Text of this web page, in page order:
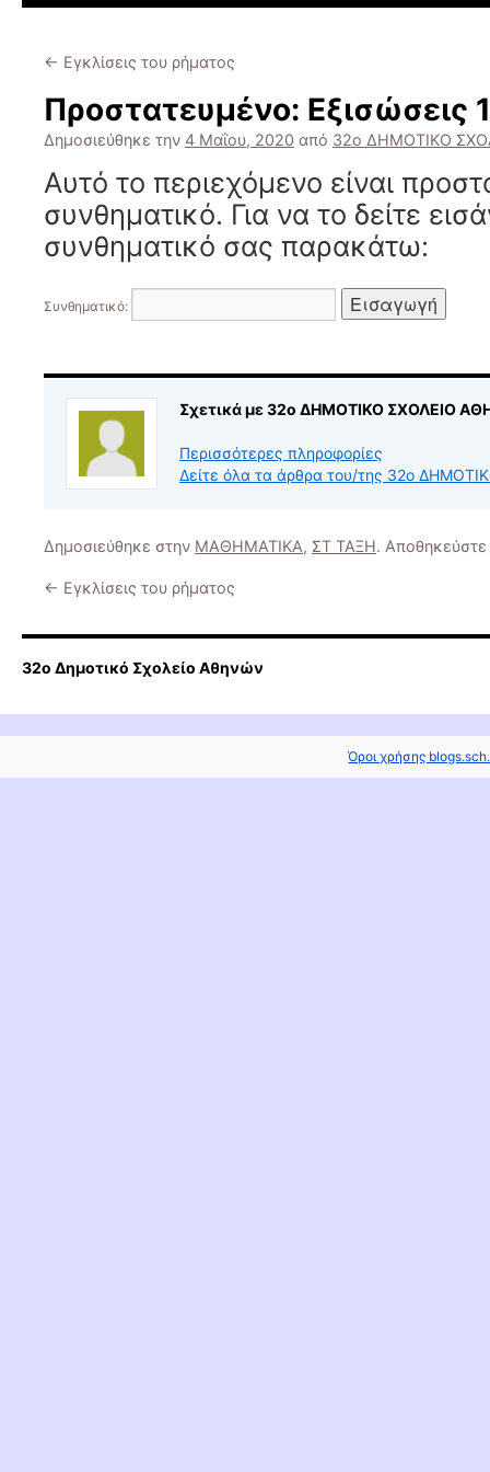
← Εγκλίσεις του ρήματος
Πρoστατευμένο: Εξισώσεις 1
Δημοσιεύθηκε την 4 Μαΐου, 2020 από 32ο ΔΗΜΟΤΙΚΟ
Αυτό το περιεχόμενο είναι
συνθηματικό. Για να το δείτε
συνθηματικό σας παρακάτω:
Συνθηματικό:
Σχετικά με 32ο ΔΗΜΟΤΙΚΟ ΣΧΟΛΕΙΟ
Περισσότερες πληροφορίες
Δείτε όλα τα άρθρα του/της 32ο
Δημοσιεύθηκε στην ΜΑΘΗΜΑΤΙΚΑ, ΣΤ ΤΑΞΗ.
← Εγκλίσεις του ρήματος
32o Δημοτικό Σχολείο Αθηνών
Όροι χρήσης